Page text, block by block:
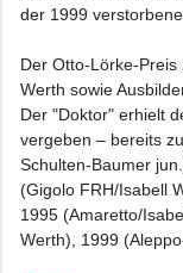
der 1999
Der Otto-Lörke-
Werth sowie
Der "Doktor" erhielt
vergeben – bereits
Schulten-Baumer
(Gigolo FRH/Isabell
1995 (Amaretto/
Werth), 1999